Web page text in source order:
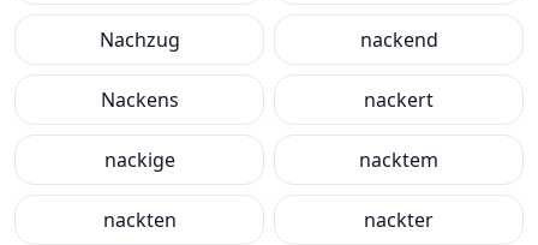
Nachzug nackend
Nackens nackert
nackige nacktem
nackten nackter